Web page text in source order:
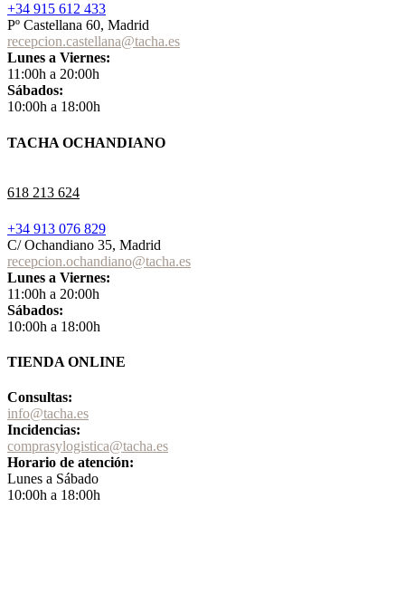
+34 915 612 433
Pº Castellana 60, Madrid
recepcion.castellana@tacha.es
Lunes a Viernes:
11:00h a 20:00h
Sábados:
10:00h a 18:00h
TACHA OCHANDIANO
618 213 624
+34 913 076 829
C/ Ochandiano 35, Madrid
recepcion.ochandiano@tacha.es
Lunes a Viernes:
11:00h a 20:00h
Sábados:
10:00h a 18:00h
TIENDA ONLINE
Consultas:
info@tacha.es
Incidencias:
comprasylogistica@tacha.es
Horario de atención:
Lunes a Sábado
10:00h a 18:00h